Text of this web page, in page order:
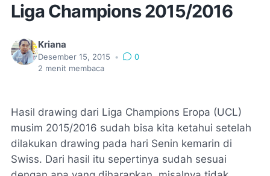
Liga Champions 2015/2016
Kriana
Desember 15, 2015 •
0
2 menit membaca
Hasil drawing dari Liga Champions Eropa (UCL)
musim 2015/2016 sudah bisa kita ketahui setelah
dilakukan drawing pada hari Senin kemarin di
Swiss. Dari hasil itu sepertinya sudah sesuai